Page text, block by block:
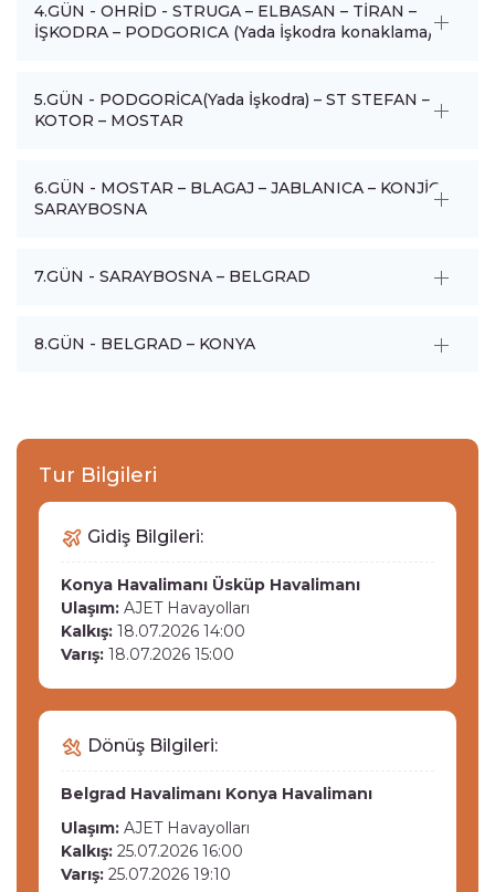
4.GÜN - OHRİD - STRUGA – ELBASAN – TİRAN –
İŞKODRA – PODGORICA (Yada İşkodra konaklama)
5.GÜN - PODGORİCA(Yada İşkodra) – ST STEFAN –
KOTOR – MOSTAR
6.GÜN - MOSTAR – BLAGAJ – JABLANICA – KONJİC –
SARAYBOSNA
7.GÜN - SARAYBOSNA – BELGRAD
8.GÜN - BELGRAD – KONYA
Tur Bilgileri
Gidiş Bilgileri:
Konya Havalimanı Üsküp Havalimanı
Ulaşım: AJET Havayolları
Kalkış: 18.07.2026 14:00
Varış: 18.07.2026 15:00
Dönüş Bilgileri:
Belgrad Havalimanı Konya Havalimanı
Ulaşım: AJET Havayolları
Kalkış: 25.07.2026 16:00
Varış: 25.07.2026 19:10